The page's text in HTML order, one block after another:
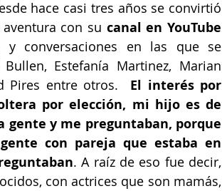
hace casi tres años se convirtió
con su
y conversaciones en las que se
Estefanía Martinez, Marian
Pires entre otros. El interés por
por elección, mi hijo es de
gente y me preguntaban, porque
con pareja que estaba en
. A raíz de eso fue decir,
con actrices que son mamás,